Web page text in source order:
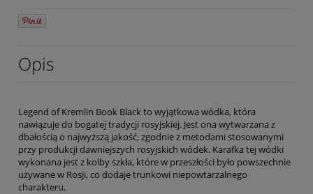
Opis
Legend of Kremlin Book Black to wyjątkowa wódka, która
nawiązuje do bogatej tradycji rosyjskiej. Jest ona wytwarzana z
dbałością o najwyższą jakość, zgodnie z metodami stosowanymi
przy produkcji dawniejszych rosyjskich wódek. Karafka tej wódki
wykonana jest z kolby szkła, które w przeszłości było powszechnie
używane w Rosji, co dodaje trunkowi niepowtarzalnego
charakteru.